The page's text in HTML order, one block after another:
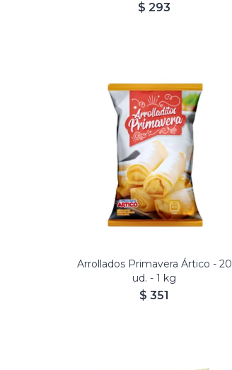
$ 293
Arrollados Primavera Ártico - 20
ud. - 1 kg
$ 351